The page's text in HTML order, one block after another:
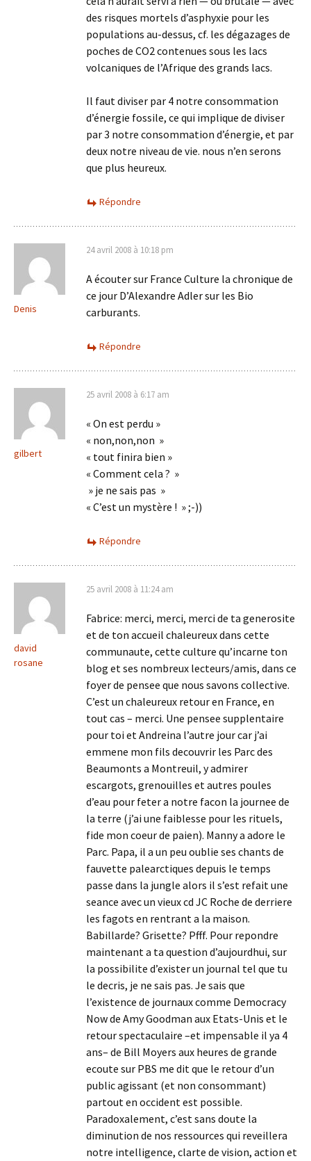
des risques mortels d’asphyxie pour les
populations au-dessus, cf. les dégazages de
poches de CO2 contenues sous les lacs
volcaniques de l’Afrique des grands lacs.
Il faut diviser par 4 notre consommation
d’énergie fossile, ce qui implique de diviser
par 3 notre consommation d’énergie, et par
deux notre niveau de vie. nous n’en serons
que plus heureux.
Répondre
Denis
24 avril 2008 à 10:18 pm
A écouter sur France Culture la chronique de
ce jour D’Alexandre Adler sur les Bio
carburants.
Répondre
gilbert
25 avril 2008 à 6:17 am
« On est perdu »
« non,non,non »
« tout finira bien »
« Comment cela ? »
» je ne sais pas »
« C’est un mystère ! » ;-))
Répondre
david
rosane
25 avril 2008 à 11:24 am
Fabrice: merci, merci, merci de ta generosite
et de ton accueil chaleureux dans cette
communaute, cette culture qu’incarne ton
blog et ses nombreux lecteurs/amis, dans ce
foyer de pensee que nous savons collective.
C’est un chaleureux retour en France, en
tout cas – merci. Une pensee supplentaire
pour toi et Andreina l’autre jour car j’ai
emmene mon fils decouvrir les Parc des
Beaumonts a Montreuil, y admirer
escargots, grenouilles et autres poules
d’eau pour feter a notre facon la journee de
la terre (j’ai une faiblesse pour les rituels,
fide mon coeur de paien). Manny a adore le
Parc. Papa, il a un peu oublie ses chants de
fauvette palearctiques depuis le temps
passe dans la jungle alors il s’est refait une
seance avec un vieux cd JC Roche de derriere
les fagots en rentrant a la maison.
Babillarde? Grisette? Pfff. Pour repondre
maintenant a ta question d’aujourdhui, sur
la possibilite d’exister un journal tel que tu
le decris, je ne sais pas. Je sais que
l’existence de journaux comme Democracy
Now de Amy Goodman aux Etats-Unis et le
retour spectaculaire –et impensable il ya 4
ans– de Bill Moyers aux heures de grande
ecoute sur PBS me dit que le retour d’un
public agissant (et non consommant)
partout en occident est possible.
Paradoxalement, c’est sans doute la
diminution de nos ressources qui reveillera
notre intelligence, clarte de vision, action et